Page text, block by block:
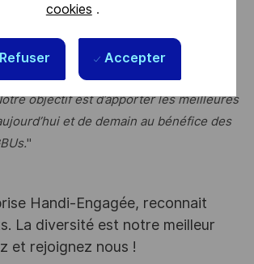
cookies .
Refuser Accepter
Diffusion des meilleures
une variété de projets à travers le
l’aventure ECC France pour
domaines et développer vos
objectif est d’apporter les meilleures
et de demain au bénéfice des
"
Handi-Engagée, reconnait
La diversité est notre meilleur
et rejoignez nous !